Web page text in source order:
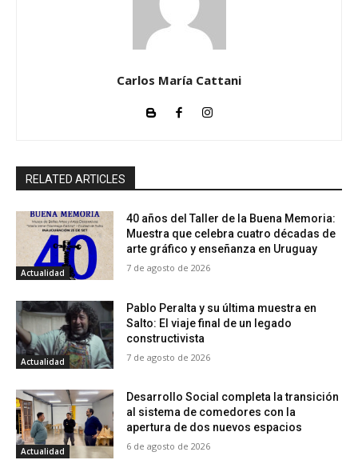
Carlos María Cattani
RELATED ARTICLES
Actualidad
40 años del Taller de la Buena Memoria:
Muestra que celebra cuatro décadas de
arte gráfico y enseñanza en Uruguay
7 de agosto de 2026
Actualidad
Pablo Peralta y su última muestra en
Salto: El viaje final de un legado
constructivista
7 de agosto de 2026
Actualidad
Desarrollo Social completa la transición
al sistema de comedores con la
apertura de dos nuevos espacios
6 de agosto de 2026